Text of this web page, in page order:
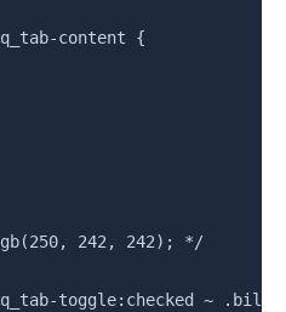
content {
242, 242); */
toggle:checked ~